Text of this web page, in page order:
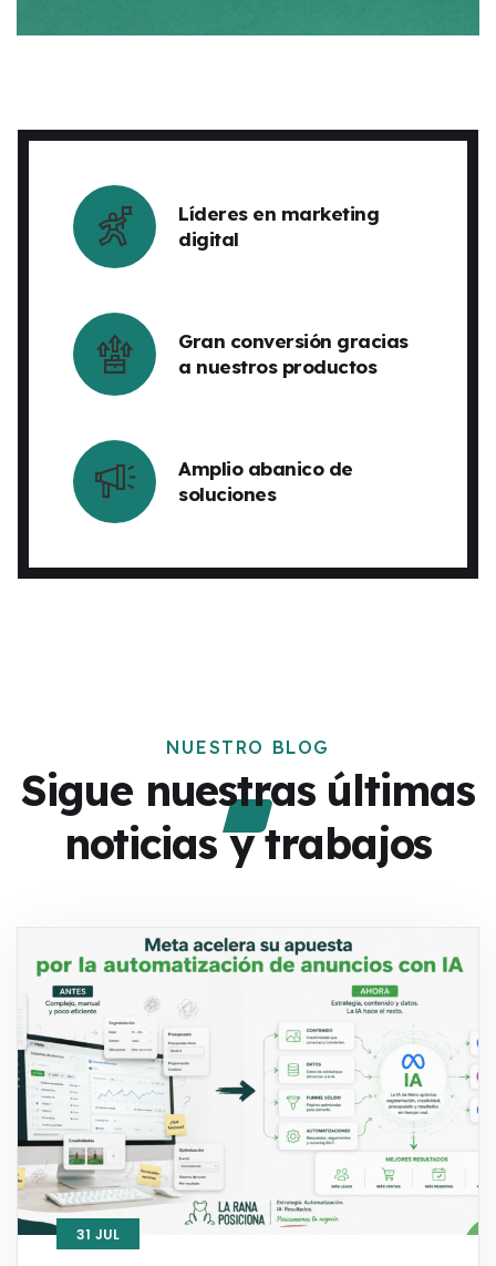
Líderes en marketing
digital
Gran conversión gracias
a nuestros productos
Amplio abanico de
soluciones
NUESTRO BLOG
Sigue nuestras últimas
noticias y trabajos
31 JUL